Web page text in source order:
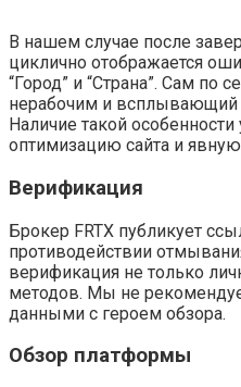
В нашем случае после
циклично отображается
“Город” и “Страна”. Сам по
нерабочим и всплывающий
Наличие такой
оптимизацию сайта и
Верификация
Брокер FRTX публикует
противодействии
верификация не только
методов. Мы не
данными с героем обзора.
Обзор платформы